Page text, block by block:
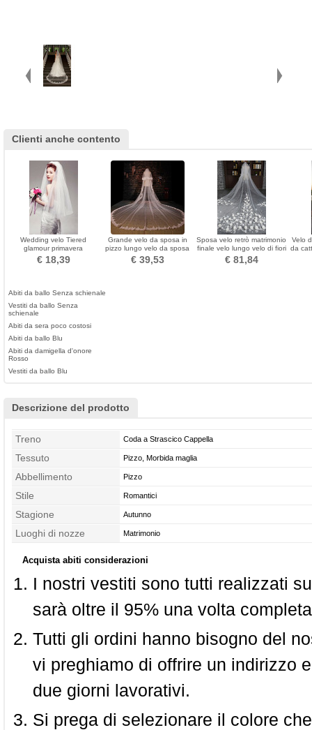
Clienti anche contento
Wedding velo Tiered
glamour primavera
€ 18,39
Grande velo da sposa in
pizzo lungo velo da sposa
€ 39,53
Sposa velo retrò matrimonio
finale velo lungo velo di fiori
€ 81,84
Velo
da
Abiti da ballo Senza schienale
Vestiti da ballo Senza
schienale
Abiti da sera poco costosi
Abiti da ballo Blu
Abiti da damigella d'onore
Rosso
Vestiti da ballo Blu
Descrizione del prodotto
Treno Coda a Strascico Cappella
Tessuto Pizzo, Morbida maglia
Abbellimento Pizzo
Stile Romantici
Stagione Autunno
Luoghi di nozze Matrimonio
Acquista abiti considerazioni
I nostri vestiti sono tutti realizzati
sarà oltre il 95% una volta
Tutti gli ordini hanno bisogno del
vi preghiamo di offrire un indirizzo
due giorni lavorativi.
Si prega di selezionare il colore